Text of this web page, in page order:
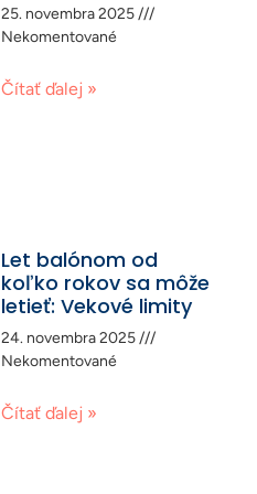
25. novembra 2025
Nekomentované
Čítať ďalej »
Let balónom od
koľko rokov sa môže
letieť: Vekové limity
24. novembra 2025
Nekomentované
Čítať ďalej »